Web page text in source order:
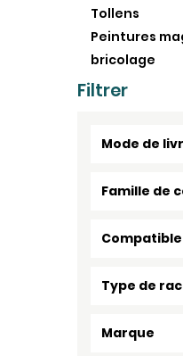
Tollens
Peintures
bricolage
Filtrer
Mode de
Famille de
Type de
Marque